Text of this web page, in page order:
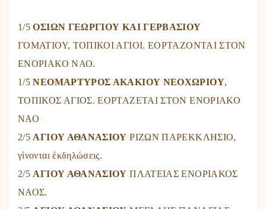
1/5ΟΣΙΩΝ ΓΕΩΡΓΙΟΥ ΚΑΙ ΓΕΡΒΑΣΙΟΥ
ΓΟΜΑΤΙΟΥ, ΤΟΠΙΚΟΙ ΑΓΙΟΙ. ΕΟΡΤΑΖΟΝΤΑΙ ΣΤΟΝ
ΕΝΟΡΙΑΚΟ ΝΑΟ.
1/5ΝΕΟΜΑΡΤΥΡΟΣ ΑΚΑΚΙΟΥ ΝΕΟΧΩΡΙΟΥ,
ΤΟΠΙΚΟΣ ΑΓΙΟΣ. ΕΟΡΤΑΖΕΤΑΙ ΣΤΟΝ ΕΝΟΡΙΑΚΟ
ΝΑΟ
2/5 ΑΓΙΟΥ ΑΘΑΝΑΣΙΟΥ ΡΙΖΩΝ ΠΑΡΕΚΚΛΗΣΙΟ,
γίνονται ἐκδηλώσεις.
2/5 ΑΓΙΟΥ ΑΘΑΝΑΣΙΟΥ ΠΛΑΤΕΙΑΣ ΕΝΟΡΙΑΚΟΣ
ΝΑΟΣ.